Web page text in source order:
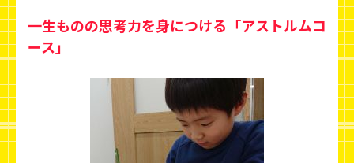
一生ものの思考力を身につける「アストルムコ
ース」